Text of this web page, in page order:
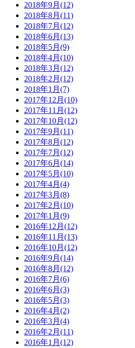
2018年9月(12)
2018年8月(11)
2018年7月(12)
2018年6月(13)
2018年5月(9)
2018年4月(10)
2018年3月(12)
2018年2月(12)
2018年1月(7)
2017年12月(10)
2017年11月(12)
2017年10月(12)
2017年9月(11)
2017年8月(12)
2017年7月(12)
2017年6月(14)
2017年5月(10)
2017年4月(4)
2017年3月(8)
2017年2月(10)
2017年1月(9)
2016年12月(12)
2016年11月(13)
2016年10月(12)
2016年9月(14)
2016年8月(12)
2016年7月(6)
2016年6月(3)
2016年5月(3)
2016年4月(2)
2016年3月(4)
2016年2月(11)
2016年1月(12)